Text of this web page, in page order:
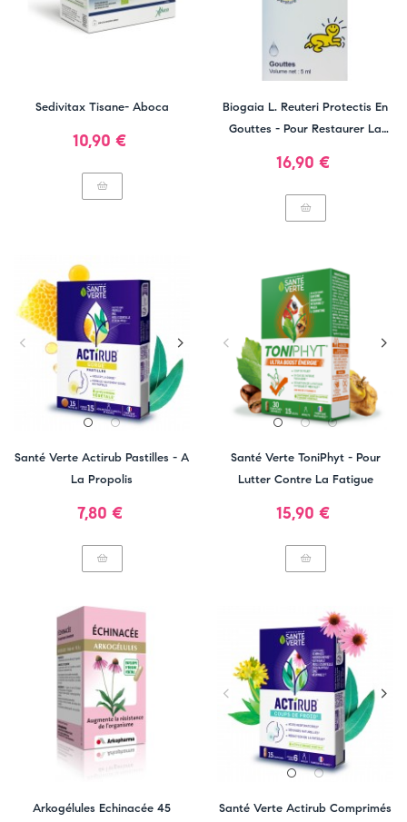
Sedivitax Tisane- Aboca
Prix
10,90 €
Biogaia L. Reuteri Protectis En
Gouttes - Pour Restaurer La
Prix
16,90 €
Santé Verte Actirub Pastilles - A
La Propolis
Prix
7,80 €
Santé Verte ToniPhyt - Pour
Lutter Contre La Fatigue
Prix
15,90 €
Arkogélules Echinacée 45
Santé Verte Actirub Comprimés